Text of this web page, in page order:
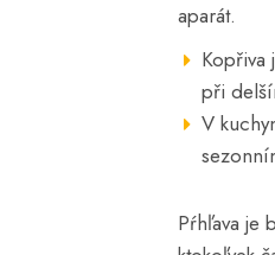
aparát.
Kopřiva
při
V
Pŕhľava je